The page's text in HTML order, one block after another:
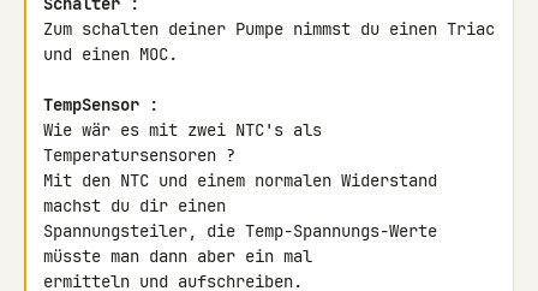
Zum schalten deiner Pumpe nimmst du einen Triac
und einen MOC.
TempSensor :
Wie wär es mit zwei NTC's als
Temperatursensoren ?
Mit den NTC und einem normalen Widerstand
machst du dir einen
Spannungsteiler, die Temp-Spannungs-Werte
müsste man dann aber ein mal
ermitteln und aufschreiben.